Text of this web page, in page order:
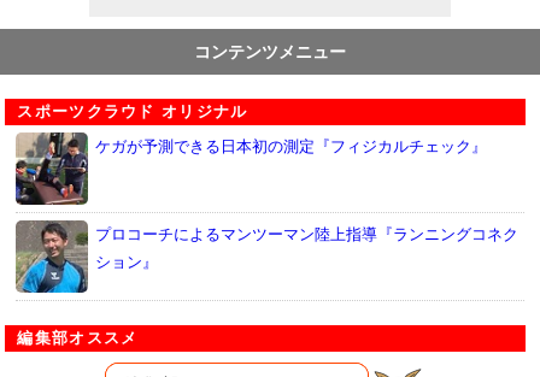
コンテンツメニュー
スポーツクラウド オリジナル
ケガが予測できる日本初の測定『フィジカルチェック』
プロコーチによるマンツーマン陸上指導『ランニングコネク
ション』
編集部オススメ